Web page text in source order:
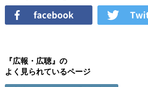
『広報・広聴』の
よく見られているページ